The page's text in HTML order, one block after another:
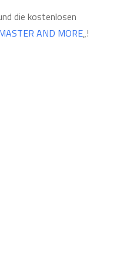
die kostenlosen
AND MORE„!